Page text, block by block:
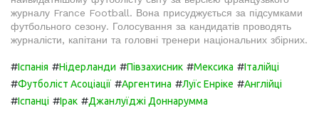
журналу France Football. Вона присуджується за підсумками
футбольного сезону. Голосування за кандидатів проводять
журналісти, капітани та головні тренери національних збірних.
#Іспанія #Нідерланди #Півзахисник #Мексика #Італійці
#Футболіст Асоціації #Аргентина #Луїс Енріке #Англійці
#Іспанці #Ірак #Джанлуїджі Доннарумма